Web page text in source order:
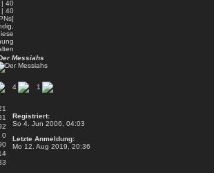
Messiahs
4 1
0
Registriert:
So 4. Jun 2006, 04:03
Letzte Anmeldung:
Mo 12. Aug 2019, 20:36